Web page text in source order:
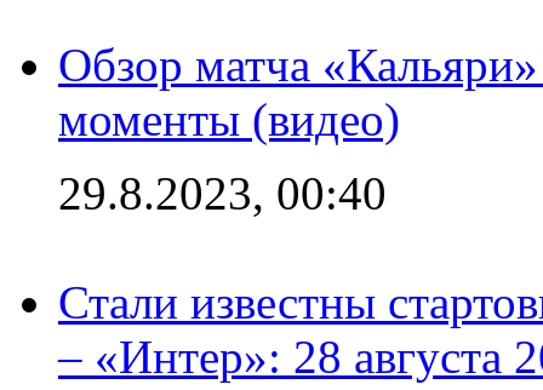
Обзор матча
моменты (видео)
29.8.2023, 00:40
Стали известны
– «Интер»: 28 августа